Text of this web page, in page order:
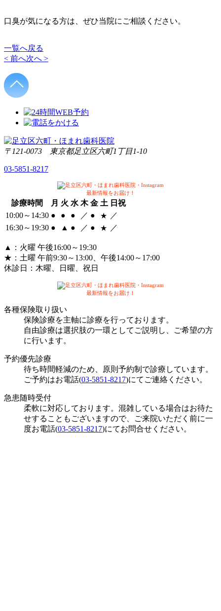
口臭が気になる方は、ぜひ当院にご相談ください。
一覧へ戻る
< 前へ次へ >
〒121-0073 東京都足立区六町1丁目1-10
03-5851-8217
最新情報をお届け！
診療時間 月 火 水 木 金 土 日祝
10:00～14:30 ● ● ● ／ ● ★ ／
16:30～ 19:30 ● ▲ ● ／ ● ★ ／
▲
：火曜 午後16:00～19:30
★ ：土曜 午前9:30～13:00、午後14:00～17:00
休診日： 木曜、日曜、祝日
最新情報をお届け！
各種保険取り扱い
保険診療を主軸に診療を行っております。
自由診療は選択肢の一環としてご説明し、ご希望の方
に行います。
予約優先診療
待ち時間軽減のため、原則予約制で診療しています。
ご予約はお電話(03-5851-8217)にてご連絡ください。
急患随時受付
柔軟に対応しております。混雑している場合はお待た
せすることもございますので、ご来院いただく前に一
度お電話(03-5851-8217)にてお問合せください。